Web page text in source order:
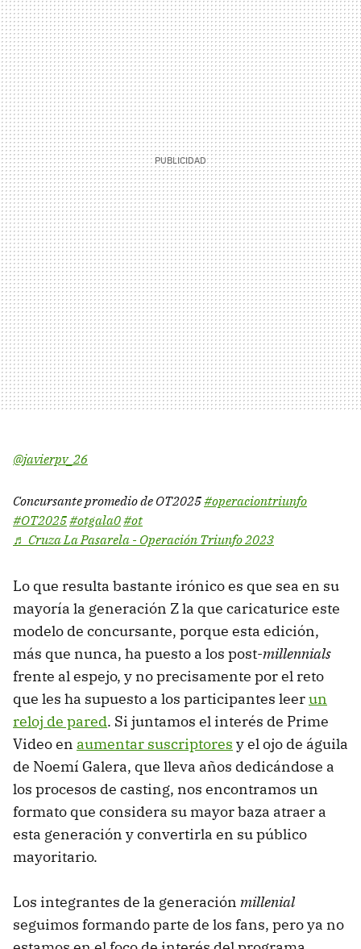
@javierpv_26
Concursante promedio de OT2025#operaciontriunfo
#OT2025#otgala0#ot
♬ Cruza La Pasarela - Operación Triunfo 2023
Lo que resulta bastante irónico es que sea en su
mayoría la generación Z la que caricaturice este
modelo de concursante, porque esta edición,
más que nunca, ha puesto a los post-millennials
frente al espejo, y no precisamente por el reto
que les ha supuesto a los participantes leerun
reloj de pared. Si juntamos el interés de Prime
Video en aumentar suscriptores y el ojo de águila
de Noemí Galera, que lleva años dedicándose a
los procesos de casting, nos encontramos un
formato que considera su mayor baza atraer a
esta generación y convertirla en su público
mayoritario.
Los integrantes de la generación millenial
seguimos formando parte de los fans, pero ya no